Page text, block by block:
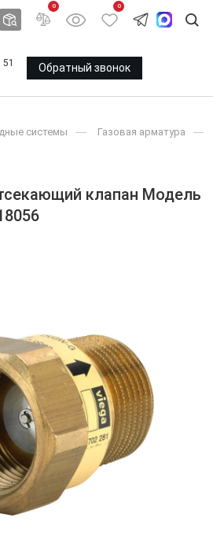
0 0
Обратный звонок
системы Газовая арматура
клапан Модель